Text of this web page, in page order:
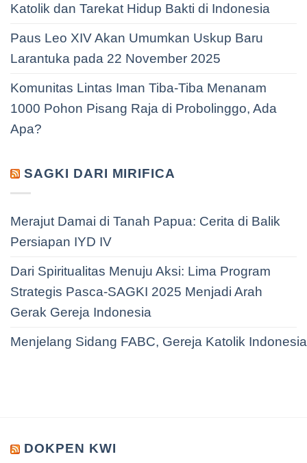
Katolik dan Tarekat Hidup Bakti di Indonesia
Paus Leo XIV Akan Umumkan Uskup Baru
Larantuka pada 22 November 2025
Komunitas Lintas Iman Tiba-Tiba Menanam
1000 Pohon Pisang Raja di Probolinggo, Ada
Apa?
SAGKI DARI MIRIFICA
Merajut Damai di Tanah Papua: Cerita di Balik
Persiapan IYD IV
Dari Spiritualitas Menuju Aksi: Lima Program
Strategis Pasca-SAGKI 2025 Menjadi Arah
Gerak Gereja Indonesia
Menjelang Sidang FABC, Gereja Katolik
DOKPEN KWI